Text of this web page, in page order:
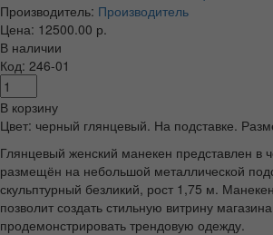
Производитель: Производитель
Цена: 12500.00 р.
В наличии
Код: 246-01
В корзину
Цвет: черный глянцевый. На подставке.
Глянцевый женский манекен представлен в
размещён на небольшой металлической
скульптурный безликий, рост 1,75 м.
позволит создать стильную витрину
продемонстрировать трендовую одежду.